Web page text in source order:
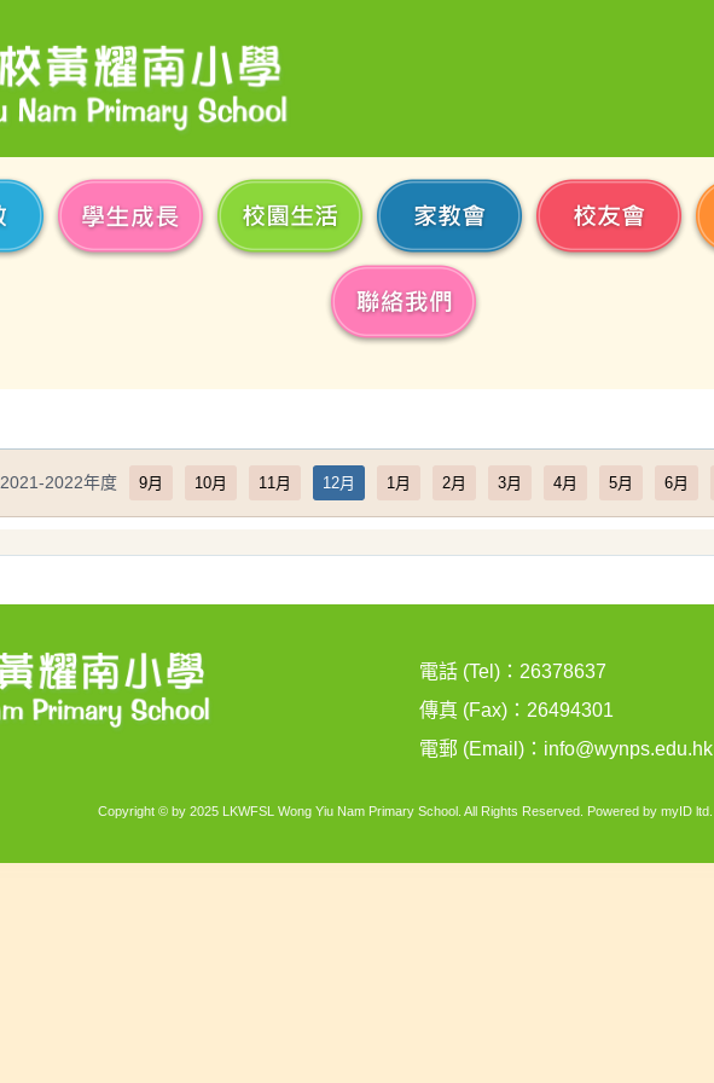
2021-2022年度 9月 10月 11月 12月 1月 2月 3月 4月 5月 6月
電話 (Tel)：26378637
傳真 (Fax)：26494301
電郵 (Email)： info@wynps.edu.hk
Copyright © by 2025 LKWFSL Wong Yiu Nam Primary School. All Rights Reserved. Powered by myID ltd